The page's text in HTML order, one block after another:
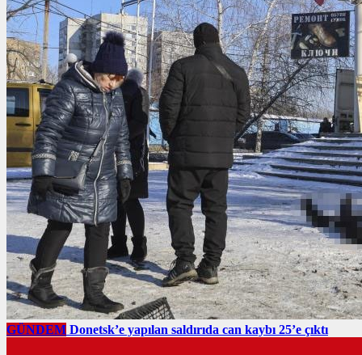
GÜNDEM Donetsk’e yapılan saldırıda can kaybı 25’e çıktı